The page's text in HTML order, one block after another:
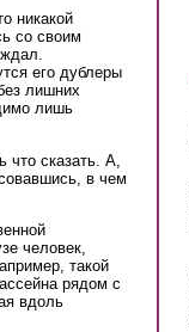
никакой
со своим
его дублеры
лишних
лишь
что сказать. А,
в чем
человек,
такой
рядом с
вдоль